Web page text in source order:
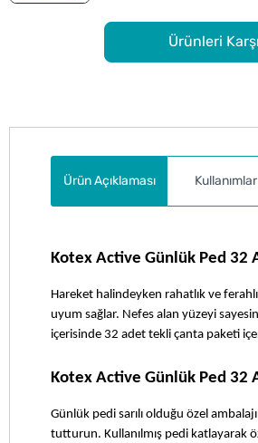
Ürünleri
Ürün Açıklaması Kullanımlar
Kotex Active Günlük Ped 32
Hareket halindeyken rahatlık ve
uyum sağlar. Nefes alan yüzeyi
içerisinde 32 adet tekli çanta paketi
Kotex Active Günlük Ped 32
Günlük pedi sarılı olduğu özel
tutturun. Kullanılmış pedi katlayarak